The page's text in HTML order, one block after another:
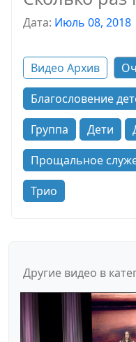
Дата: Июль 08, 2018
Видео Архив
Благословение
Группа
Дети
Прощальное
Трио
Другие видео в